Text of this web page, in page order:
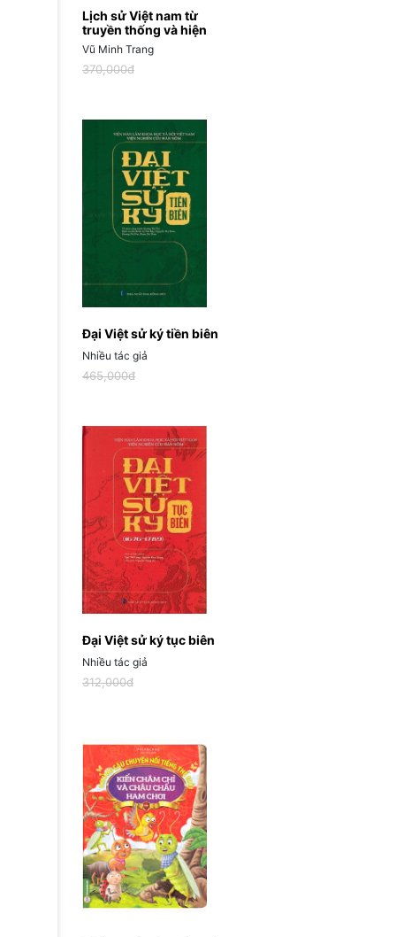
Lịch sử Việt nam từ
truyền thống và hiện
đại
Vũ Minh Trang
370,000đ
Đại Việt sử ký tiền biên
Nhiều tác giả
465,000đ
Đại Việt sử ký tục biên
Nhiều tác giả
312,000đ